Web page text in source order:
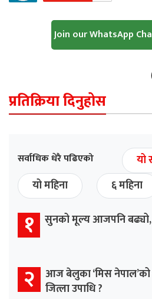
Join our WhatsApp
प्रतिक्रिया दिनुहोस
सर्वाधिक धेरै पढिएको
यो
यो महिना
६ महिना
१ सुनको मूल्य आजपनि बढ्यो,
२ आज बेलुका ‘मिस
जित्ला उपाधि ?